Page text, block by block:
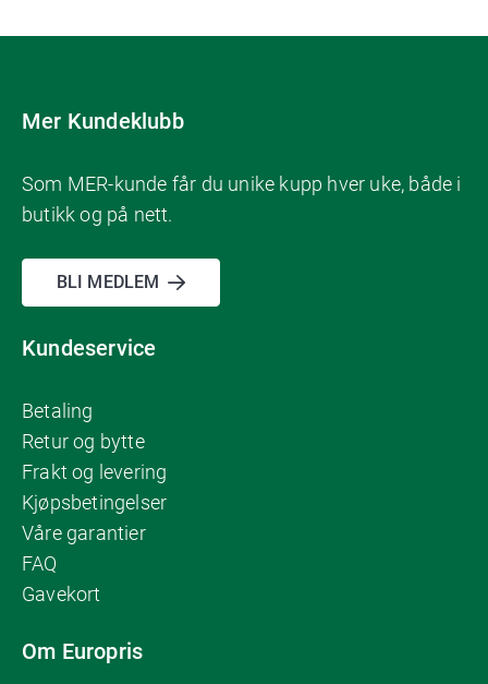
Mer Kundeklubb
Som MER-kunde får du unike kupp hver uke, både i
butikk og på nett.
BLI MEDLEM
Kundeservice
Betaling
Retur og bytte
Frakt og levering
Kjøpsbetingelser
Våre garantier
FAQ
Gavekort
Om Europris